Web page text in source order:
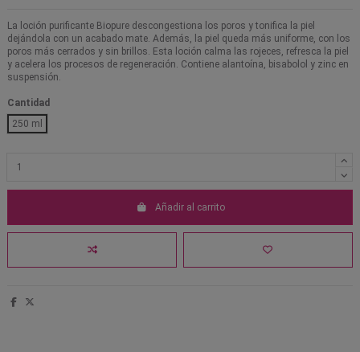
La loción purificante Biopure descongestiona los poros y tonifica la piel
dejándola con un acabado mate. Además, la piel queda más uniforme, con los
poros más cerrados y sin brillos. Esta loción calma las rojeces, refresca la piel
y acelera los procesos de regeneración. Contiene alantoína, bisabolol y zinc en
suspensión.
Cantidad
250 ml
Añadir al carrito